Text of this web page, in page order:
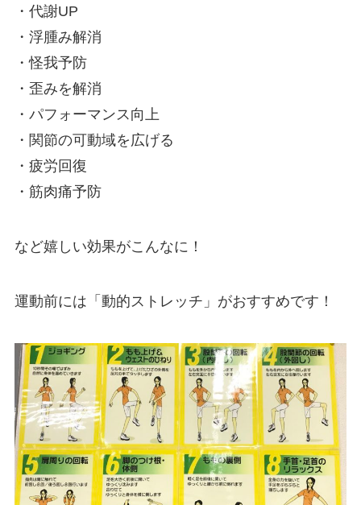
・代謝UP
・浮腫み解消
・怪我予防
・歪みを解消
・パフォーマンス向上
・関節の可動域を広げる
・疲労回復
・筋肉痛予防
など嬉しい効果がこんなに！
運動前には「動的ストレッチ」がおすすめです！